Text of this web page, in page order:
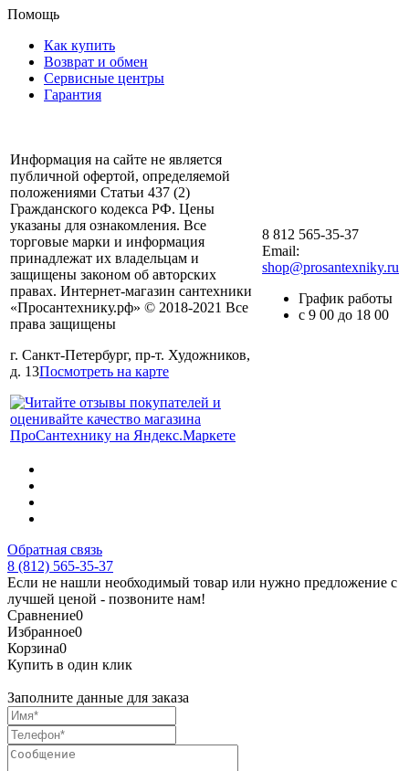
Помощь
Как купить
Возврат и обмен
Сервисные центры
Гарантия
Информация на сайте не является
публичной офертой, определяемой
положениями Статьи 437 (2)
Гражданского кодекса РФ. Цены
указаны для ознакомления. Все
торговые марки и информация
принадлежат их владельцам и
защищены законом об авторских
правах. Интернет-магазин сантехники
«Просантехнику.рф» © 2018-2021 Все
права защищены
г. Санкт-Петербург, пр-т. Художников,
д. 13Посмотреть на карте
8 812 565-35-37
Email:
shop@prosantexniky.ru
График работы
с 9 00 до 18 00
Обратная связь
8 (812) 565-35-37
Если не нашли необходимый товар или нужно предложение с
лучшей ценой - позвоните нам!
Сравнение0
Избранное0
Корзина0
Купить в один клик
Заполните данные для заказа